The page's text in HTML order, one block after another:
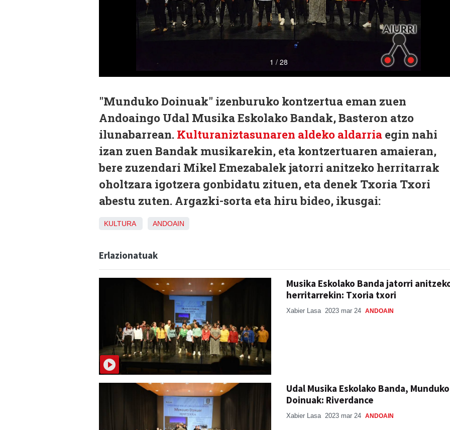
"Munduko Doinuak" izenburuko kontzertua eman zuen
Andoaingo Udal Musika Eskolako Bandak, Basteron atzo
ilunabarrean. Kulturaniztasunaren aldeko aldarria egin nahi
izan zuen Bandak musikarekin, eta kontzertuaren amaieran,
bere zuzendari Mikel Emezabalek jatorri anitzeko herritarrak
oholtzara igotzera gonbidatu zituen, eta denek Txoria Txori
abestu zuten. Argazki-sorta eta hiru bideo, ikusgai:
KULTURA ANDOAIN
Erlazionatuak
Musika Eskolako Banda jatorri
herritarrekin: Txoria txori
Xabier Lasa 2023 mar 24 ANDOAIN
Udal Musika Eskolako Banda, Munduko
Doinuak: Riverdance
Xabier Lasa 2023 mar 24 ANDOAIN